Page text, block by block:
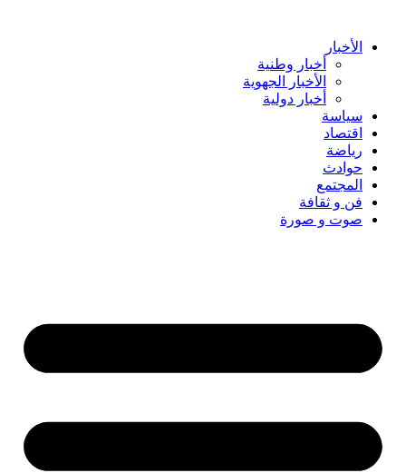
content الأخبار
أخبار وطنية
الأخبار الجهوية
أخبار دولية
سياسة
اقتصاد
رياضة
حوادث
المجتمع
فن و ثقافة
صوت و صورة